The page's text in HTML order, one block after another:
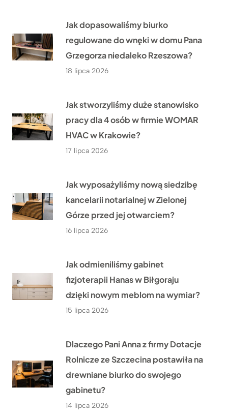
Jak dopasowaliśmy biurko
regulowane do wnęki w domu Pana
Grzegorza niedaleko Rzeszowa?
18 lipca 2026
Jak stworzyliśmy duże stanowisko
pracy dla 4 osób w firmie WOMAR
HVAC w Krakowie?
17 lipca 2026
Jak wyposażyliśmy nową siedzibę
kancelarii notarialnej w Zielonej
Górze przed jej otwarciem?
16 lipca 2026
Jak odmieniliśmy gabinet
fizjoterapii Hanas w Biłgoraju
dzięki nowym meblom na wymiar?
15 lipca 2026
Dlaczego Pani Anna z firmy Dotacje
Rolnicze ze Szczecina postawiła na
drewniane biurko do swojego
gabinetu?
14 lipca 2026